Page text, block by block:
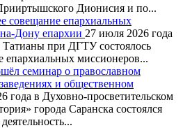
Дионисия и по...
совещание епархиальных
Дону епархии 27 июля 2026 года
при ДГТУ состоялось
епархиальных миссионеров...
семинар о православном
и общественном
года в Духовно-просветительском
города Саранска состоялся